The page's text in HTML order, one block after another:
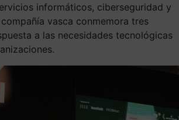
informáticos, ciberseguridad y
vasca conmemora tres
a las necesidades tecnológicas